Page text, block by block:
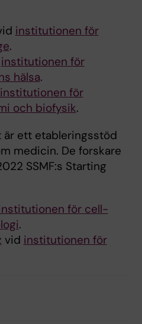
institutionen för
.
institutionen för
hälsa.
institutionen för
och biofysik.
är ett etableringsstöd
medicin. De forskare
SSMF:s Starting
för cell-
.
vid institutionen för